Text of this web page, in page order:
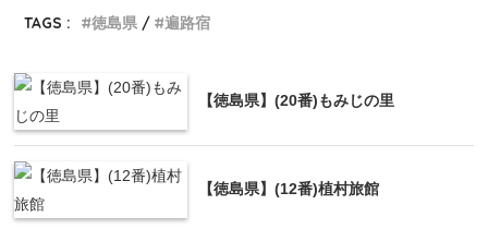
TAGS :
徳島県 遍路宿
【徳島県】(20番)もみじの里
【徳島県】(12番)植村旅館